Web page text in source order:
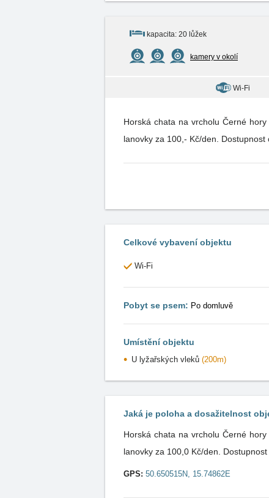
kapacita: 20 lůžek
kamery v okolí
Wi-Fi
Horská chata na vrcholu Černé
lanovky za 100,- Kč/den.
Celkové vybavení objektu
Wi-Fi
Pobyt se psem: Po domluvě
Umístění objektu
U lyžařských vleků (200m)
Jaká je poloha a dosažitelnost
Horská chata na vrcholu Černé
lanovky za 100,0 Kč/den.
GPS: 50.650515N, 15.74862E